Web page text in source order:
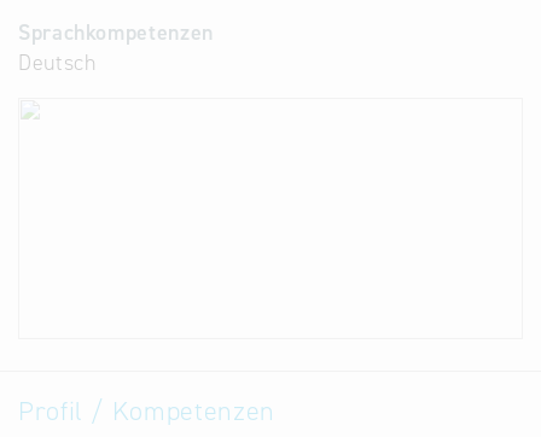
Sprachkompetenzen
Deutsch
Profil / Kompetenzen